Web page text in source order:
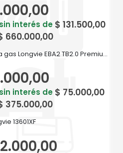
interés de $ 131.500,00
660.000,00
Calefactor a gas Longvie EBA2 TB2.0 Premium 2000 Kcal/h Tiro Balanceado
interés de $ 75.000,00
375.000,00
13601XF